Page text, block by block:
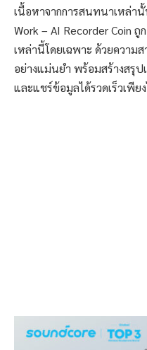
เนื้อหาจากการสนทนาเหล่านั้
Work – AI Recorder Coin
เหล่านี้โดยเฉพาะ ด้วยความ
อย่างแม่นยำ พร้อมสร้างสรุ
และแชร์ข้อมูลได้รวดเร็วเพีย